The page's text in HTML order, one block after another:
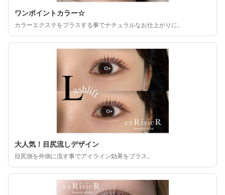
ワンポイントカラー☆
カラーエクステをプラスする事でナチュラルなお仕上がりに。
大人気！目尻流しデザイン
目尻側を外側に流す事でアイライン効果をプラス。